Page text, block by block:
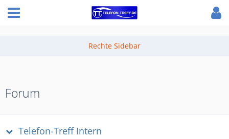
Forum
Telefon-Treff Intern